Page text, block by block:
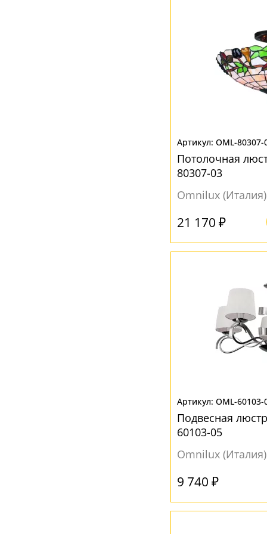
OML-80307-
Потолочная
80307-03
Omnilux (Италия)
21 170 ₽
OML-60103-
Подвесная
60103-05
Omnilux (Италия)
9 740 ₽